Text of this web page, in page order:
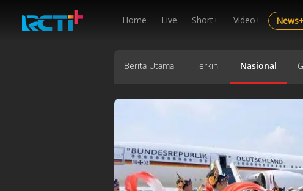
Home Live Short+ Video+
Berita Utama Terkini Nasional